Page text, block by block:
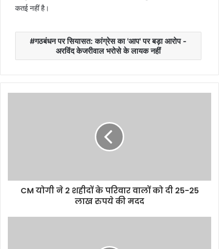
कतई नहीं है।
गठबंधन पर सियासत: कांग्रेस का 'आप' पर बड़ा आरोप -
अरविंद केजरीवाल भरोसे के लायक नहीं
CM योगी ने 2 शहीदों के परिवार वालों को दी 25-25
लाख रुपये की मदद